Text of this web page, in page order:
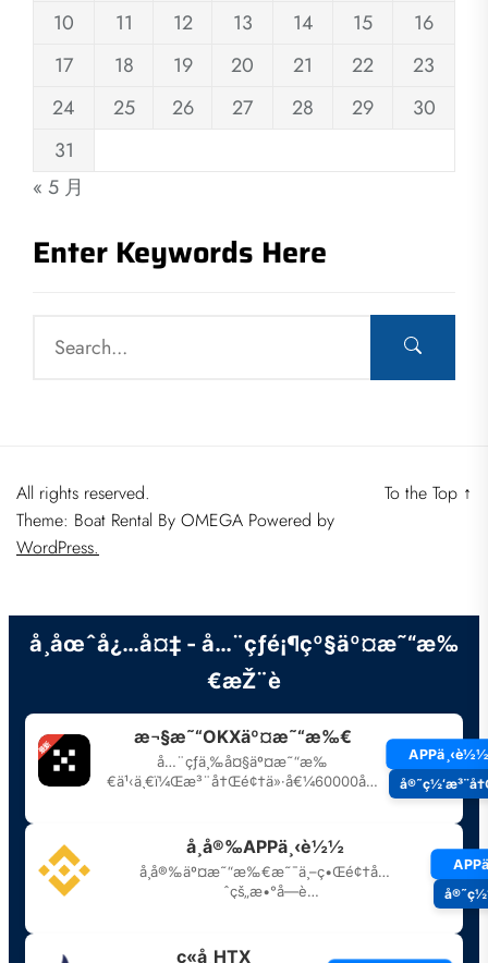
10
11 12 13 14 15
16
17
18 19 20 21 22
23
24
25 26 27 28 29
30
31
« 5 月
Enter Keywords Here
All rights reserved.
Theme: Boat Rental By OMEGA Powered by
WordPress.
To the Top ↑